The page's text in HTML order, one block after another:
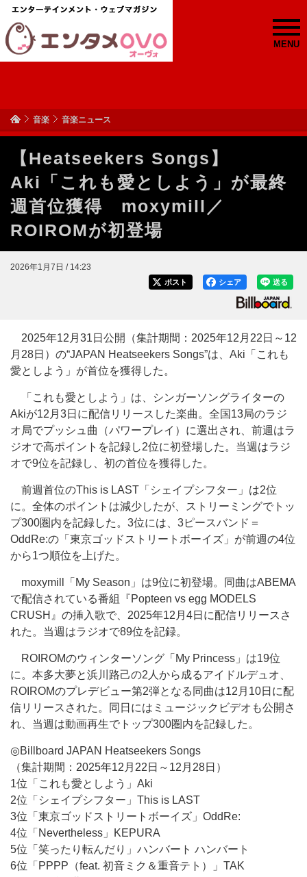
MENU
音楽 音楽ニュース
【Heatseekers Songs】
Aki「これも愛としよう」が最終
週首位獲得 moxymill／
ROIROMが初登場
2026年1月7日 / 14:23
送る
シェア
ポスト
2025年12月31日公開（集計期間：2025年12月22日～12
月28日）の“JAPAN Heatseekers Songs”は、Aki「これも
愛としよう」が首位を獲得した。
「これも愛としよう」は、シンガーソングライターの
Akiが12月3日に配信リリースした楽曲。全国13局のラジ
オ局でプッシュ曲（パワープレイ）に選出され、前週はラ
ジオで高ポイントを記録し2位に初登場した。当週はラジ
オで9位を記録し、初の首位を獲得した。
前週首位のThis is LAST「シェイプシフター」は2位
に。全体のポイントは減少したが、ストリーミングでトッ
プ300圏内を記録した。3位には、3ピースバンド＝
OddRe:の「東京ゴッドストリートボーイズ」が前週の4位
から1つ順位を上げた。
moxymill「My Season」は9位に初登場。同曲はABEMA
で配信されている番組『Popteen vs egg MODELS
CRUSH』の挿入歌で、2025年12月4日に配信リリースさ
れた。当週はラジオで89位を記録。
ROIROMのウィンターソング「My Princess」は19位
に。本多大夢と浜川路己の2人から成るアイドルデュオ、
ROIROMのプレデビュー第2弾となる同曲は12月10日に配
信リリースされた。同日にはミュージックビデオも公開さ
れ、当週は動画再生でトップ300圏内を記録した。
◎Billboard JAPAN Heatseekers Songs
（集計期間：2025年12月22日～12月28日）
1位「これも愛としよう」Aki
2位「シェイプシフター」This is LAST
3位「東京ゴッドストリートボーイズ」OddRe:
4位「Nevertheless」KEPURA
5位「笑ったり転んだり」ハンバート ハンバート
6位「PPPP（feat. 初音ミク＆重音テト）」TAK